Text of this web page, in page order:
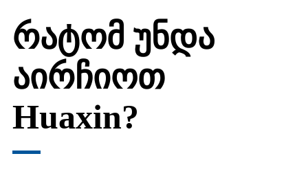
რატომ უნდა
აირჩიოთ
Huaxin?